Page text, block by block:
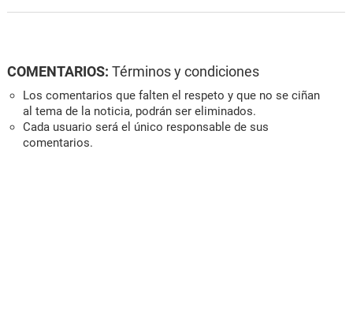
COMENTARIOS: Términos y condiciones
Los comentarios que falten el respeto y que no se ciñan
al tema de la noticia, podrán ser eliminados.
Cada usuario será el único responsable de sus
comentarios.